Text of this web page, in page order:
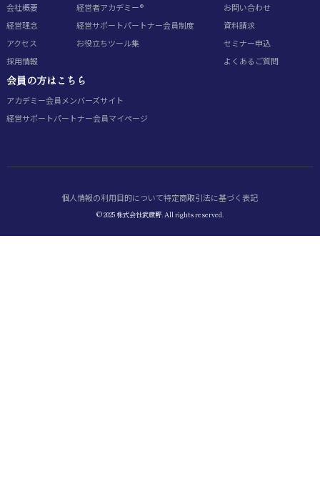
会社概要
経営理念
アクセス
採用情報
経営者アカデミー®
経営サポートパートナー会員制度
お役立ちツール集
お問い合わせ
資料請求
セミナー申込
よくあるご質問
会員の方はこちら
アカデミー会員 メンバーズサイト
経営サポートパートナー会員マイページ
個人情報の利用目的について特定商取引法に基づく表記
© 2025 株式会社武蔵野. All rights reserved.